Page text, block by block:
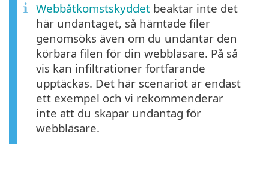
Webbåtkomstskyddet beaktar inte det
här undantaget, så hämtade filer
genomsöks även om du undantar den
körbara filen för din webbläsare. På så
vis kan infiltrationer fortfarande
upptäckas. Det här scenariot är endast
ett exempel och vi rekommenderar
inte att du skapar undantag för
webbläsare.